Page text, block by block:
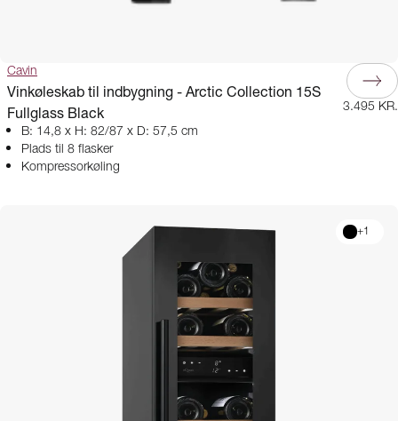
Cavin
Vinkøleskab til indbygning - Arctic Collection 15S
Fullglass Black
B: 14,8 x H: 82/87 x D: 57,5 cm
Plads til 8 flasker
Kompressorkøling
3.495 KR.
+1